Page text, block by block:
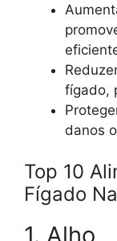
fígado,
danos
Top 10
Fígado
1. Alho